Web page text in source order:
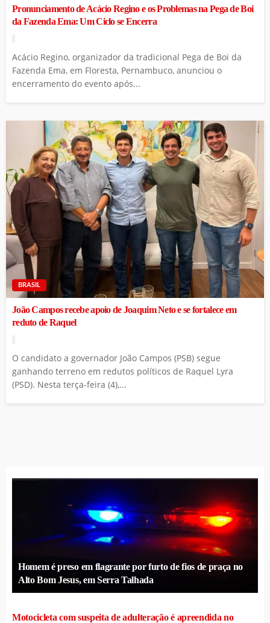
Pronunciamento de Acácio Regino e os Problemas na Pega de Boi
da Fazenda Ema: Um Ciclo se Encerra
Acácio Regino, organizador da tradicional Pega de Boi da
Fazenda Ema, em Floresta, Pernambuco, anunciou o
encerramento do evento após...
BRASIL
João Campos recebe apoio de Joaquim Neto e se fortalece em
reduto de Raquel
O candidato a governador João Campos (PSB) segue
ganhando terreno em redutos políticos de Raquel Lyra
(PSD). Nesta terça-feira (4),...
Homem é preso em flagrante por furto de fios de praça no
Alto Bom Jesus, em Serra Talhada
Motocicleta com suspeita de adulteração é apreendida no